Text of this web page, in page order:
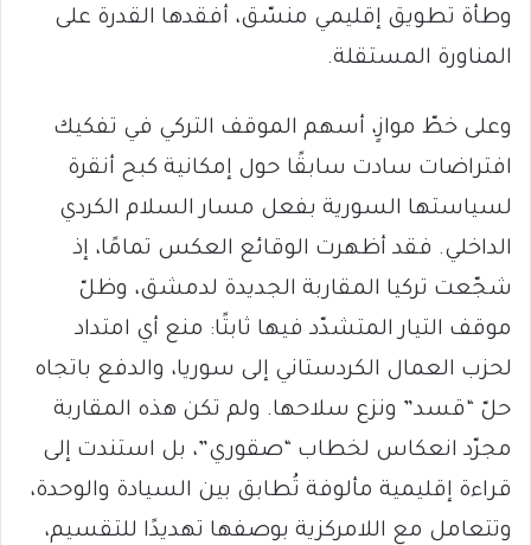
وطأة تطويق إقليمي منسّق، أفقدها القدرة على
المناورة المستقلة.
وعلى خطّ موازٍ، أسهم الموقف التركي في تفكيك
افتراضات سادت سابقًا حول إمكانية كبح أنقرة
لسياستها السورية بفعل مسار السلام الكردي
الداخلي. فقد أظهرت الوقائع العكس تمامًا، إذ
شجّعت تركيا المقاربة الجديدة لدمشق، وظلّ
موقف التيار المتشدّد فيها ثابتًا: منع أي امتداد
لحزب العمال الكردستاني إلى سوريا، والدفع باتجاه
حلّ “قسد” ونزع سلاحها. ولم تكن هذه المقاربة
مجرّد انعكاس لخطاب “صقوري”، بل استندت إلى
قراءة إقليمية مألوفة تُطابق بين السيادة والوحدة،
وتتعامل مع اللامركزية بوصفها تهديدًا للتقسيم،